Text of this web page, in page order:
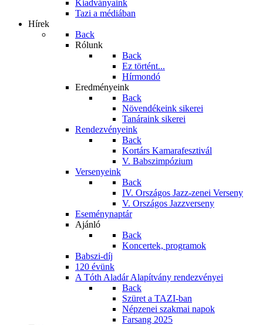
Kiadványaink
Tazi a médiában
Hírek
Back
Rólunk
Back
Ez történt...
Hírmondó
Eredményeink
Back
Növendékeink sikerei
Tanáraink sikerei
Rendezvényeink
Back
Kortárs Kamarafesztivál
V. Babszimpózium
Versenyeink
Back
IV. Országos Jazz-zenei Verseny
V. Országos Jazzverseny
Eseménynaptár
Ajánló
Back
Koncertek, programok
Babszi-díj
120 évünk
A Tóth Aladár Alapítvány rendezvényei
Back
Szüret a TAZI-ban
Népzenei szakmai napok
Farsang 2025